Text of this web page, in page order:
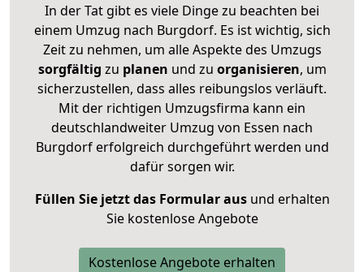
In der Tat gibt es viele Dinge zu beachten bei
einem Umzug nach Burgdorf. Es ist wichtig, sich
Zeit zu nehmen, um alle Aspekte des Umzugs
sorgfältig zu planen und zu organisieren, um
sicherzustellen, dass alles reibungslos verläuft.
Mit der richtigen Umzugsfirma kann ein
deutschlandweiter Umzug von Essen nach
Burgdorf erfolgreich durchgeführt werden und
dafür sorgen wir.
Füllen Sie jetzt das Formular ausund erhalten
Sie kostenlose Angebote
Kostenlose Angebote erhalten